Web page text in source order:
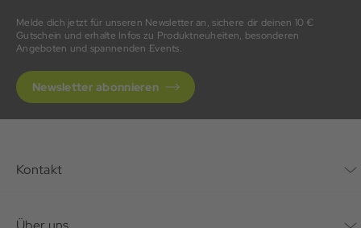
Melde dich jetzt für unseren Newsletter an, sichere dir deinen 10 €
Gutschein und erhalte Infos zu Produktneuheiten, besonderen
Angeboten und spannenden Events.
Newsletter abonnieren
Kontakt